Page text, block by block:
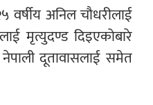
वर्षीय अनिल चौधरीलाई
मृत्युदण्ड दिइएकोबारे
दूतावासलाई समेत